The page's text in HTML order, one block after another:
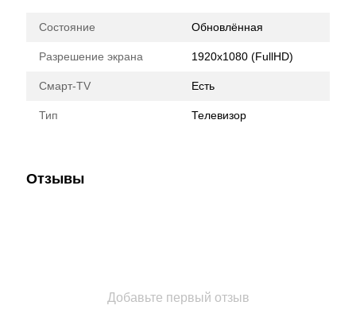
Состояние Обновлённая
Разрешение экрана 1920x1080 (FullHD)
Смарт-TV Есть
Тип Телевизор
Отзывы
Добавьте первый отзыв